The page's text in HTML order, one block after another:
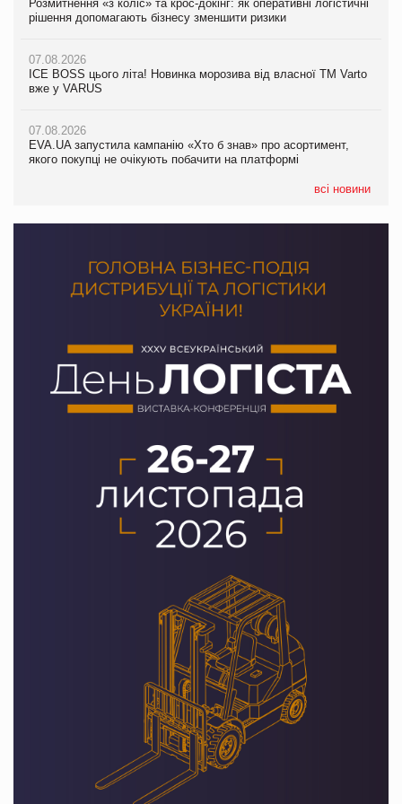
Розмитнення «з коліс» та крос-докінг: як оперативні логістичні
рішення допомагають бізнесу зменшити ризики
07.08.2026
ICE BOSS цього літа! Новинка морозива від власної ТМ Varto
вже у VARUS
07.08.2026
EVA.UA запустила кампанію «Хто б знав» про асортимент,
якого покупці не очікують побачити на платформі
всі новини
07.08.2026
EVA.UA запустила кампанію «Хто б знав» про асортимент,
06.08.2026
Смачна новинка для хвостатих: у VARUS з’явилися паучі
05.08.2026
Мережа супермаркетів VARUS купує мережу магазинів
Kraft Heinz скоротила збиток у першому півріччі
Продажі Hugo Boss впали на 9%